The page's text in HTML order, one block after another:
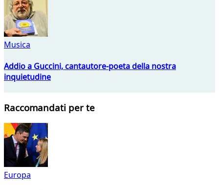
Musica
Addio a Guccini, cantautore-poeta della nostra
inquietudine
Raccomandati per te
Europa